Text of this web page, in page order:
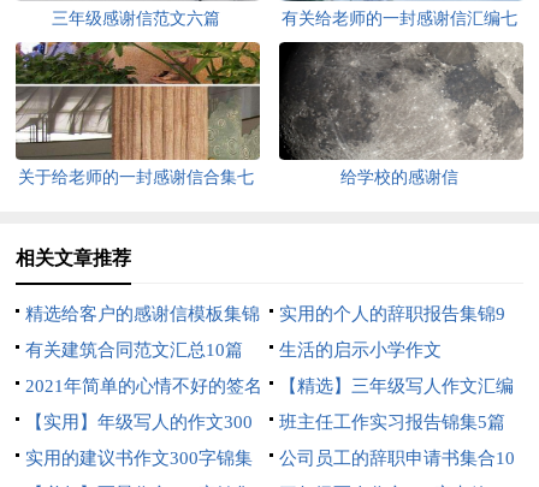
三年级感谢信范文六篇
有关给老师的一封感谢信汇编七
篇
关于给老师的一封感谢信合集七
给学校的感谢信
相关文章推荐
精选给客户的感谢信模板集锦
六篇
实用的个人的辞职报告集锦9
篇
有关建筑合同范文汇总10篇
生活的启示小学作文
2021年简单的心情不好的签名
合集45条
【精选】三年级写人作文汇编
10篇
【实用】年级写人的作文300
字汇总七篇
班主任工作实习报告锦集5篇
实用的建议书作文300字锦集
公司员工的辞职申请书集合10